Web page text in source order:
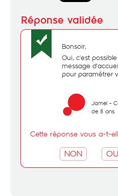
Bonsoir,
Oui, c'est
message
pour paramétrer
Jamel -
de 8 ans
Cette réponse vous a-t-
NON